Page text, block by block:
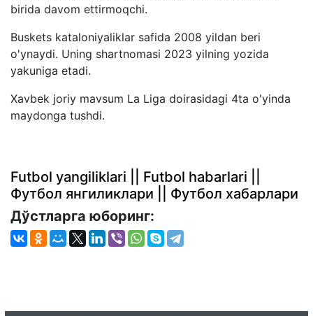
birida davom ettirmoqchi.
Buskets kataloniyaliklar safida 2008 yildan beri
o'ynaydi. Uning shartnomasi 2023 yilning yozida
yakuniga etadi.
Xavbek joriy mavsum La Liga doirasidagi 4ta o'yinda
maydonga tushdi.
Futbol yangiliklari || Futbol habarlari ||
Футбол янгиликлари || Футбол хабарлари
Дўстларга юборинг: